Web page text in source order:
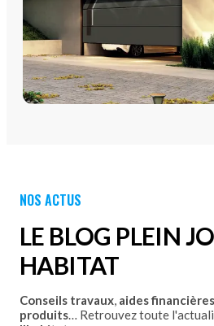
Découvrez nos portes de garage
DÉCOUVRIR
NOS ACTUS
LE BLOG PLEIN
HABITAT
Conseils travaux, aides financières
produits… Retrouvez toute